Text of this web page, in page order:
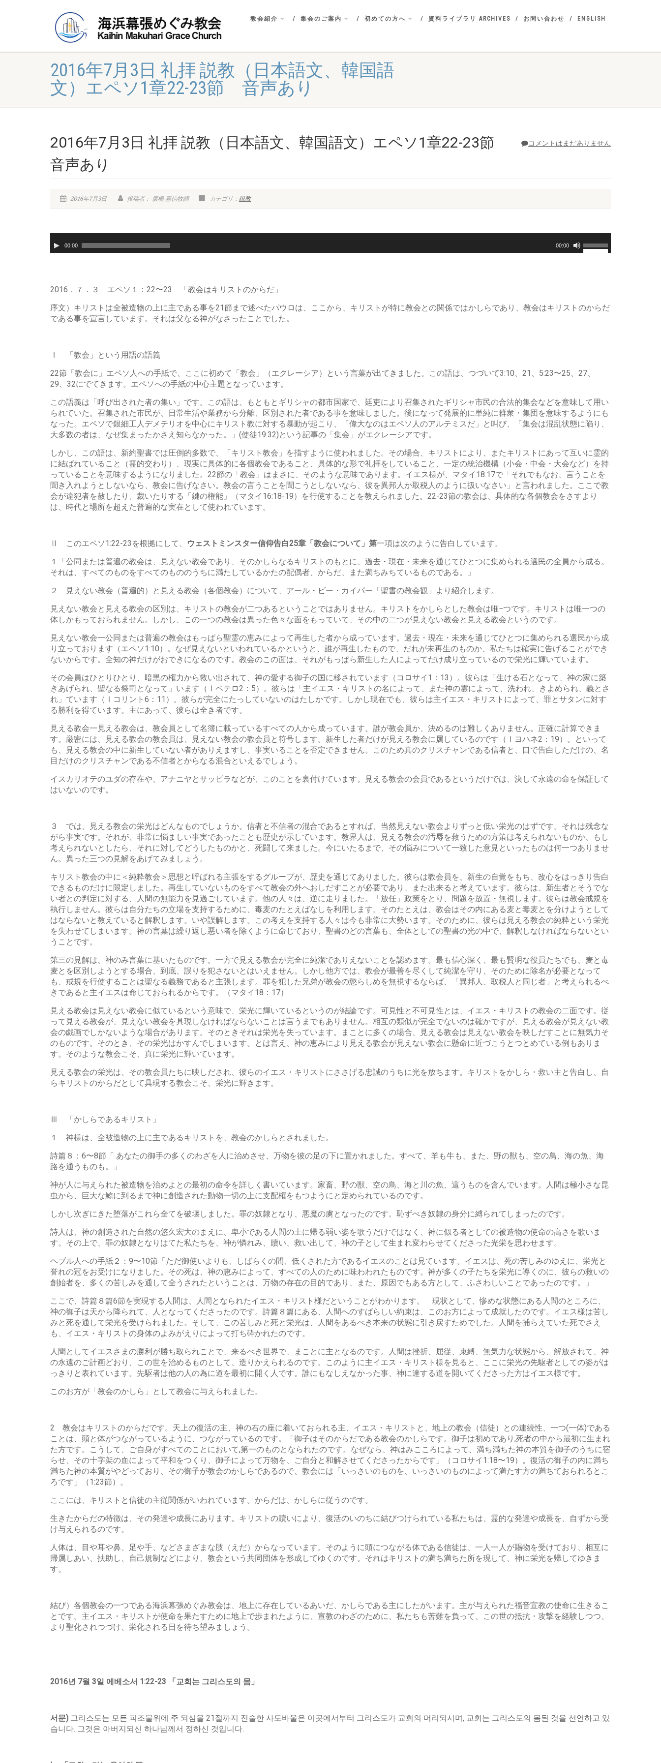
教会紹介 集会のご案内 初めての方へ 資料ライブラリ ARCHIVES お問い合わせ ENGLISH
2016年7月3日 礼拝 説教（日本語文、韓国語
文）エペソ1章22-23節 音声あり
コメントはまだありません
2016年7月3日 礼拝 説教（日本語文、韓国語文）エペソ1章22-23節
音声あり
2016年7月3日 投稿者： 廣橋 嘉信牧師 カテゴリ： 説教
声
ヤ
ー
00:00 00:00
ボ
リ
節
印
を
使
っ
く
だ
さ
い。
2016．７．３ エペソ１：22〜23 「教会はキリストのからだ」
序文）キリストは全被造物の上に主である事を21節まで述べたパウロは、ここから、キリストが特に教会との関係ではかしらであり、教会はキリストのからだ
である事を宣言しています。それは父なる神がなさったことでした。
Ⅰ 「教会」という用語の語義
22節「教会に」エペソ人への手紙で、ここに初めて「教会」（エクレーシア）という言葉が出てきました。この語は、つづいて3:10、21、5:23〜25、27、
29、32にでてきます。エペソへの手紙の中心主題となっています。
この語義は「呼び出された者の集い」です。この語は、もともとギリシャの都市国家で、廷吏により召集されたギリシャ市民の合法的集会などを意味して用い
られていた。召集された市民が、日常生活や業務から分離、区別された者である事を意味しました。後になって発展的に単純に群衆・集団を意味するようにも
なった。エペソで銀細工人デメテリオを中心にキリスト教に対する暴動が起こり、「偉大なのはエペソ人のアルテミスだ」と叫び、「集会は混乱状態に陥り、
大多数の者は、なぜ集まったかさえ知らなかった。」(使徒19:32)という記事の「集会」がエクレーシアです。
しかし、この語は、新約聖書では圧倒的多数で、「キリスト教会」を指すように使われました。その場合、キリストにより、またキリストにあって互いに霊的
に結ばれていること（霊的交わり）、現実に具体的に各個教会であること、具体的な形で礼拝をしていること、一定の統治機構（小会・中会・大会など）を持
っていることを意味するようになりました。22節の「教会」はまさに、そのような意味であります。イエス様が、マタイ18:17で「それでもなお、言うことを
聞き入れようとしないなら、教会に告げなさい。教会の言うことを聞こうとしないなら、彼を異邦人か取税人のように扱いなさい」と言われました。ここで教
会が違犯者を赦したり、裁いたりする「鍵の権能」（マタイ16:18-19）を行使することを教えられました。22-23節の教会は、具体的な各個教会をさすより
は、時代と場所を超えた普遍的な実在として使われています。
Ⅱ このエペソ1:22-23を根拠にして、 ウェストミンスター信仰告白25章「教会について」第一項は次のように告白しています。
１「公同または普遍の教会は、見えない教会であり、そのかしらなるキリストのもとに、過去・現在・未来を通じてひとつに集められる選民の全員から成る。
それは、すべてのものをすべてのもののうちに満たしているかたの配偶者、からだ、また満ちみちているものである。」
２ 見えない教会（普遍的）と見える教会（各個教会）について、アール・ビー・カイパー「聖書の教会観」より紹介します。
見えない教会と見える教会の区別は、キリストの教会が二つあるということではありません。キリストをかしらとした教会は唯−つです。キリストは唯一つの
体しかもっておられません。しかし、この一つの教会は異った色々な面をもっていて、その中の二つが見えない教会と見える教会というのです。
見えない教会一公同または普遍の教会はもっぱら聖霊の恵みによって再生した者から成っています。過去・現在・未来を通じてひとつに集められる選民から成
り立っております（エペソ1:10）。なぜ見えないといわれているかというと、誰が再生したもので、だれが未再生のものか、私たちは確実に告げることができ
ないからです。全知の神だけがおできになるのです。教会のこの面は、それがもっぱら新生した人によってだけ成り立っているので栄光に輝いています。
その会員はひとりひとり、暗黒の権力から救い出されて、神の愛する御子の国に移されています（コロサイ1：13）。彼らは「生ける石となって、神の家に築
きあげられ、聖なる祭司となって」います（Ⅰペテロ2：5）。彼らは「主イエス・キリストの名によって、また神の霊によって、洗われ、きよめられ、義とさ
れ」ています（Ⅰコリント6：11）。彼らが完全にたっしていないのはたしかです。しかし現在でも、彼らは主イエス・キリストによって、罪とサタンに対す
る勝利を得ています。主にあって、彼らは全き者です。
見える教会一見える教会は、教会員として名簿に載っているすべての人から成っています。誰が教会員か、決めるのは難しくありません。正確に計算できま
す。厳密には、見える教会の教会員は、見えない教会の教会員と符号します。新生した者だけが見える教会に属しているのです（Ⅰヨハネ2：19）。といって
も、見える教会の中に新生していない者がありえますし、事実いることを否定できません。このため真のクリスチャンである信者と、口で告白しただけの、名
目だけのクリスチャンである不信者とからなる混合といえるでしょう。
イスカリオテのユダの存在や、アナニヤとサッピラなどが、このことを裏付けています。見える教会の会員であるというだけでは、決して永遠の命を保証して
はいないのです。
３ では、見える教会の栄光はどんなものでしょうか。信者と不信者の混合であるとすれば、当然見えない教会よりずっと低い栄光のはずです。それは残念な
がら事実です。それが、非常に悩ましい事実であったことも歴史が示しています。教界人は、見える教会の汚辱を救うための方策は考えられないものか、もし
考えられないとしたら、それに対してどうしたものかと、死闘して来ました。今にいたるまで、その悩みについて一致した意見といったものは何一つありませ
ん。異った三つの見解をあげてみましょう。
キリスト教会の中に＜純粋教会＞思想と呼ばれる主張をするグループが、歴史を通じてありました。彼らは教会員を、新生の自覚をもち、改心をはっきり告白
できるものだけに限定しました。再生していないものをすべて教会の外へおしだすことが必要であり、また出来ると考えています。彼らは、新生者とそうでな
い者との判定に対する、人間の無能力を見過ごしています。他の人々は、逆に走りました。「放任」政策をとり、問題を放置・無視します。彼らは教会戒規を
執行しません。彼らは自分たちの立場を支持するために、毒麦のたとえばなしを利用します。そのたとえは、教会はその内にある麦と毒麦とを分けようとして
はならないと教えていると解釈します。いや誤解します。この考えを支持する人々は今も非常に大勢います。そのために、彼らは見える教会の純粋という栄光
を失わせてしまいます。神の言葉は繰り返し悪い者を除くように命じており、聖書のどの言葉も、全体としての聖書の光の中で、解釈しなければならないとい
うことです。
第三の見解は、神のみ言葉に基いたものです。一方で見える教会が完全に純潔でありえないことを認めます。最も信心深く、最も賢明な役員たちでも、麦と毒
麦とを区別しようとする場合、到底、誤りを犯さないとはいえません。しかし他方では、教会が最善を尽くして純潔を守り、そのために除名が必要となって
も、戒規を行使することは聖なる義務であると主張します。罪を犯した兄弟が教会の懲らしめを無視するならば、「異邦人、取税人と同じ者」と考えられるべ
きであると主イエスは命じておられるからです。（マタイ18：17）
見える教会は見えない教会に似ているという意味で、栄光に輝いているというのが結論です。可見性と不可見性とは、イエス・キリストの教会の二面です。従
って見える教会が、見えない教会を具現しなければならないことは言うまでもありません。相互の類似が完全でないのは確かですが、見える教会が見えない教
会の戯画でしかないような場合があります。そのときそれは栄光を失っています。まことに多くの場合、見える教会は見えない教会を映しだすことに無気力そ
のものです。そのとき、その栄光はかすんでしまいます。とは言え、神の恵みにより見える教会が見えない教会に懸命に近づこうとつとめている例もありま
す。そのような教会こそ、真に栄光に輝いています。
見える教会の栄光は、その教会員たちに映しだされ、彼らのイエス・キリストにささげる忠誠のうちに光を放ちます。キリストをかしら・救い主と告白し、自
らキリストのからだとして具現する教会こそ、栄光に輝きます。
Ⅲ 「かしらであるキリスト」
１ 神様は、全被造物の上に主であるキリストを、教会のかしらとされました。
詩篇８：6〜8節「 あなたの御手の多くのわざを人に治めさせ、万物を彼の足の下に置かれました。すべて、羊も牛も、また、野の獣も、空の鳥、海の魚、海
路を通うものも。」
神が人に与えられた被造物を治めよとの最初の命令を詳しく書いています。家畜、野の獣、空の鳥、海と川の魚、這うものを含んでいます。人間は極小さな昆
虫から、巨大な鯨に到るまで神に創造された動物一切の上に支配権をもつようにと定められているのです。
しかし次ぎにきた堕落がこれら全てを破壊しました。罪の奴隷となり、悪魔の虜となったのです。恥ずべき奴隷の身分に縛られてしまったのです。
詩人は、神の創造された自然の悠久宏大のまえに、卑小である人間の土に帰る弱い姿を歌うだけではなく、神に似る者としての被造物の使命の高さを歌いま
す。その上で、罪の奴隷となりはてた私たちを、神が憐れみ、贖い、救い出して、神の子として生まれ変わらせてくださった光栄を思わせます。
ヘブル人への手紙２：9〜10節「ただ御使いよりも、しばらくの間、低くされた方であるイエスのことは見ています。イエスは、死の苦しみのゆえに、栄光と
誉れの冠をお受けになりました。その死は、神の恵みによって、すべての人のために味わわれたものです。神が多くの子たちを栄光に導くのに、彼らの救いの
創始者を、多くの苦しみを通して全うされたということは、万物の存在の目的であり、また、原因でもある方として、ふさわしいことであったのです。」
ここで、詩篇８篇6節を実現する人間は、人間となられたイエス・キリスト様だということがわかります。 現状として、惨めな状態にある人間のところに、
神の御子は天から降られて、人となってくださったのです。詩篇８篇にある、人間へのすばらしい約束は、このお方によって成就したのです。イエス様は苦し
みと死を通して栄光を受けられました。そして、この苦しみと死と栄光は、人間をあるべき本来の状態に引き戻すためでした。人間を捕らえていた死でさえ
も、イエス・キリストの身体のよみがえりによって打ち砕かれたのです。
人間としてイエスさまの勝利が勝ち取られことで、来るべき世界で、まことに主となるのです。人間は挫折、屈従、束縛、無気力な状態から、解放されて、神
の永遠のご計画どおり、この世を治めるものとして、造りかえられるのです。このように主イエス・キリスト様を見ると、ここに栄光の先駆者としての姿がは
っきりと表れています。先駆者は他の人の為に道を最初に開く人です。誰にもなしえなかった事、神に達する道を開いてくださった方はイエス様です。
このお方が「教会のかしら」として教会に与えられました。
2 教会はキリストのからだです。天上の復活の主、神の右の座に着いておられる主、イエス・キリストと、地上の教会（信徒）との連続性、一つ(一体)である
ことは、頭と体がつながっているように、つながっているのです。「御子はそのからだである教会のかしらです。御子は初めであり,死者の中から最初に生まれ
た方です。こうして、ご自身がすべてのことにおいて,第一のものとなられたのです。なぜなら、神はみこころによって、満ち満ちた神の本質を御子のうちに宿
らせ、その十字架の血によって平和をつくり、御子によって万物を、ご自分と和解させてくださったからです」（コロサイ1:18〜19）。復活の御子の内に満ち
満ちた神の本質がやどっており、その御子が教会のかしらであるので、教会には「いっさいのものを、いっさいのものによって満たす方の満ちておられるとこ
ろです」（1:23節）。
ここには、キリストと信徒の主従関係がいわれています。からだは、かしらに従うのです。
生きたからだの特徴は、その発達や成長にあります。キリストの贖いにより、復活のいのちに結びつけられている私たちは、霊的な発達や成長を、自ずから受
け与えられるのです。
人体は、目や耳や鼻、足や手、などさまざまな肢（えだ）からなっています。そのように頭につながる体である信徒は、一人一人が賜物を受けており、相互に
帰属しあい、扶助し、自己規制などにより、教会という共同団体を形成してゆくのです。それはキリストの満ち満ちた所を現して、神に栄光を帰してゆきま
す。
結び）各個教会の一つである海浜幕張めぐみ教会は、地上に存在しているあいだ、かしらである主にしたがいます。主が与えられた福音宣教の使命に生きるこ
とです。主イエス・キリストが使命を果たすために地上で歩まれたように、宣教のわざのために、私たちも苦難を負って、この世の抵抗・攻撃を経験しつつ、
より聖化されつづけ、栄化される日を待ち望みましょう。
2016년 7월 3일 에베소서 1:22-23 「교회는 그리스도의 몸 」
서문) 그리스도는 모든 피조물위에 주 되심을 21절까지 진술한 사도바울은 이곳에서부터 그리스도가 교회의 머리되시며, 교회는 그리스도의 몸된 것을 선언하고 있
습니다. 그것은 아버지되신 하나님께서 정하신 것입니다.